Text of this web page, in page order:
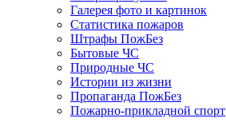
Галерея фото и картинок
Статистика пожаров
Штрафы ПожБез
Бытовые ЧС
Природные ЧС
Истории из жизни
Пропаганда ПожБез
Пожарно-прикладной спорт